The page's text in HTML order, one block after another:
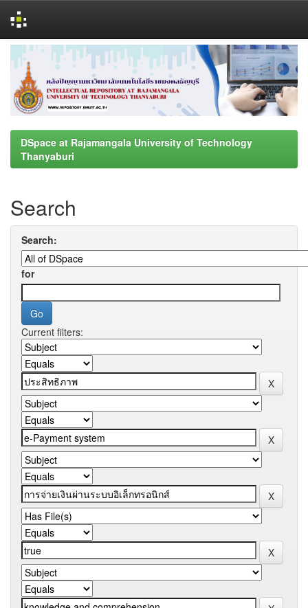
navigation
DSpace at Rajamangala University of Technology
Thanyaburi
Search
Search:
for
Current filters: